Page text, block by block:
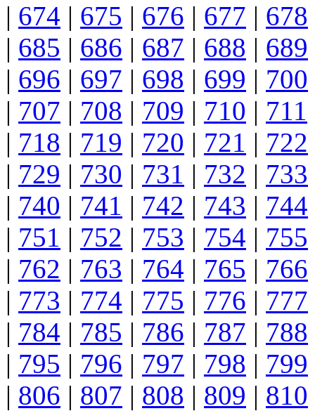
| 674 | 675 | 676 | 677 | 678
| 685 | 686 | 687 | 688 | 689
| 696 | 697 | 698 | 699 | 700
| 707 | 708 | 709 | 710 | 711
| 718 | 719 | 720 | 721 | 722
| 729 | 730 | 731 | 732 | 733
| 740 | 741 | 742 | 743 | 744
| 751 | 752 | 753 | 754 | 755
| 762 | 763 | 764 | 765 | 766
| 773 | 774 | 775 | 776 | 777
| 784 | 785 | 786 | 787 | 788
| 795 | 796 | 797 | 798 | 799
| 806 | 807 | 808 | 809 | 810